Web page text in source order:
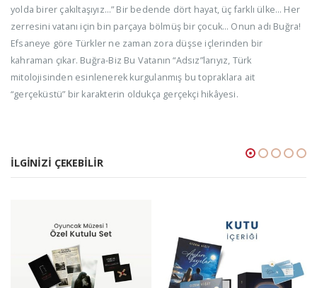
yolda birer çakıltaşıyız…” Bir bedende dört hayat, üç farklı ülke… Her
zerresini vatanı için bin parçaya bölmüş bir çocuk… Onun adı Buğra!
Efsaneye göre Türkler ne zaman zora düşse içlerinden bir
kahraman çıkar. Buğra-Biz Bu Vatanın “Adsız”larıyız, Türk
mitolojisinden esinlenerek kurgulanmış bu topraklara ait
“gerçeküstü” bir karakterin oldukça gerçekçi hikâyesi.
İLGINIZI ÇEKEBILIR